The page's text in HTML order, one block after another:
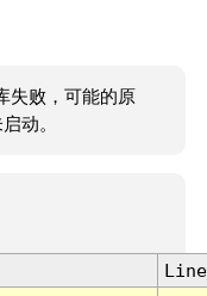
失败，可能的原
动。
Line